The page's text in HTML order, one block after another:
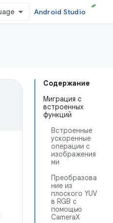
Android Studio
Содержание
Миграция с
встроенных
функций
Встроенные
ускоренные
операции с
изображения
ми
Преобразова
ние из
плоского YUV
в RGB с
помощью
CameraX